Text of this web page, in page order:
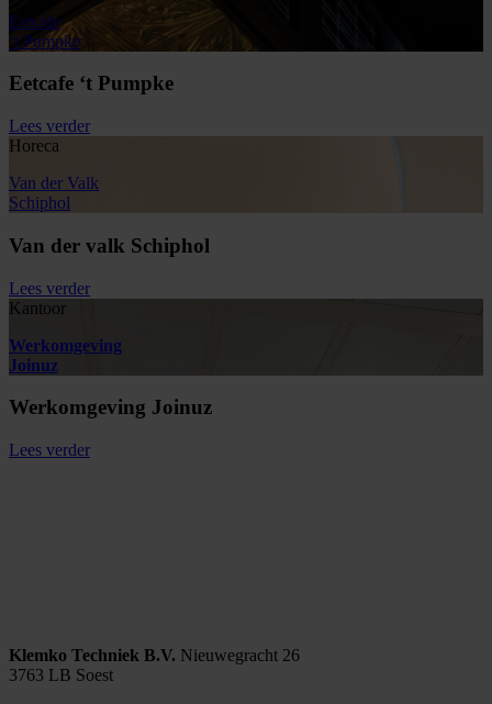
Eetcafe
‘t Pumpke
Eetcafe ‘t Pumpke
Lees verder
Horeca
Van der Valk
Schiphol
Van der valk Schiphol
Lees verder
Kantoor
Werkomgeving
Joinuz
Werkomgeving Joinuz
Lees verder
Klemko Techniek B.V. Nieuwegracht 26
3763 LB Soest